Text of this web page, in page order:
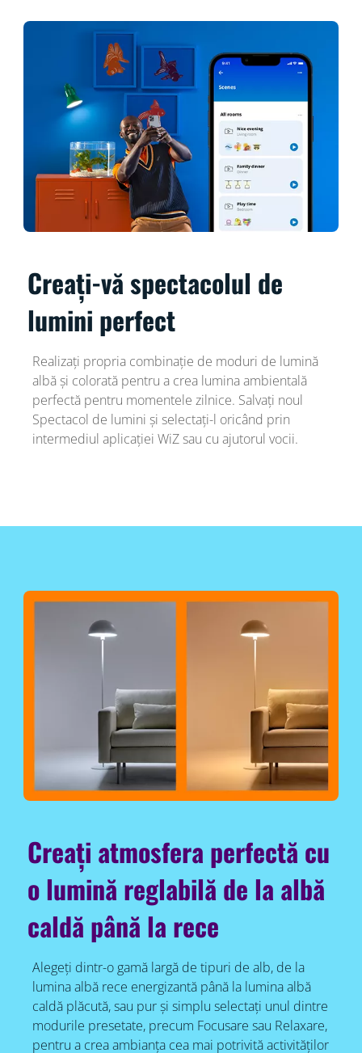
Creați-vă spectacolul de
lumini perfect
Realizați propria combinație de moduri de lumină
albă și colorată pentru a crea lumina ambientală
perfectă pentru momentele zilnice. Salvați noul
Spectacol de lumini și selectați-l oricând prin
intermediul aplicației WiZ sau cu ajutorul vocii.
Creați atmosfera perfectă cu
o lumină reglabilă de la albă
caldă până la rece
Alegeți dintr-o gamă largă de tipuri de alb, de la
lumina albă rece energizantă până la lumina albă
caldă plăcută, sau pur și simplu selectați unul dintre
modurile presetate, precum Focusare sau Relaxare,
pentru a crea ambianța cea mai potrivită activităților